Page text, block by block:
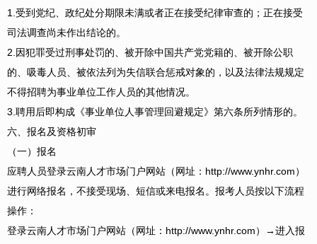
1.受到党纪、政纪处分期限未满或者正在接受纪律审查的；正在接受
司法调查尚未作出结论的。
2.因犯罪受过刑事处罚的、被开除中国共产党党籍的、被开除公职
的、吸毒人员、被依法列为失信联合惩戒对象的，以及法律法规规定
不得招聘为事业单位工作人员的其他情况。
3.聘用后即构成《事业单位人事管理回避规定》第六条所列情形的。
六、报名及资格初审
（一）报名
应聘人员登录云南人才市场门户网站（网址：http://www.ynhr.com）
进行网络报名，不接受现场、短信或来电报名。报考人员按以下流程
操作：
登录云南人才市场门户网站（网址：http://www.ynhr.com）→进入报